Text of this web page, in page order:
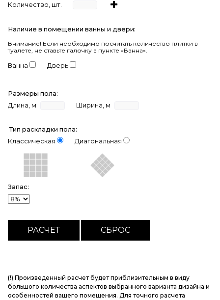
Количество, шт.
Наличие в помещении ванны и двери:
Внимание! Если необходимо посчитать количество плитки в
туалете, не ставьте галочку в пункте «Ванна».
Ванна Дверь
Размеры пола:
Длина, м
Ширина, м
Тип раскладки пола:
Классическая
Диагональная
Запас:
(!) Произведенный расчет будет приблизительным в виду
большого количества аспектов выбранного варианта дизайна и
особенностей вашего помещения. Для точного расчета